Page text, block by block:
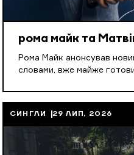
рома майк та
Рома Майк анонсував
словами, вже майже
СИНГЛИ 29 ЛИП, 2026